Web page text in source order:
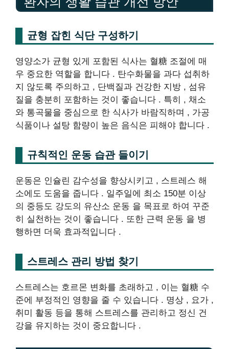
균형 잡힌 식단 구성하기
영양소가 균형 있게 포함된 식사는 혈糖 조절에 매
우 중요한 역할을 합니다 . 탄수화물을 과다 섭취하
지 않도록 주의하고 , 단백질과 건강한 지방 , 섬유
질을 충분히 포함하는 것이 좋습니다 . 특히 , 채소
와 통곡물을 중심으로 한 식사가 바람직하며 , 가공
식품이나 설탕 함량이 높은 음식은 피해야 합니다 .
규칙적인 운동 습관 들이기
운동은 인슐린 감수성을 향상시키고 , 스트레스 해
소에도 도움을 줍니다 . 일주일에 최소 150분 이상
의 중등도 강도의 유산소 운동 을 목표로 하여 꾸준
히 실천하는 것이 좋습니다 . 또한 근력 운동 을 병
행하면 더욱 효과적입니다 .
스트레스 관리 방법 찾기
스트레스는 호르몬 변화를 초래하고 , 이는 혈糖 수
준에 부정적인 영향을 줄 수 있습니다 . 명상 , 요가 ,
취미 활동 등을 통해 스트레스를 관리하고 정신 건
강을 유지하는 것이 중요합니다 .